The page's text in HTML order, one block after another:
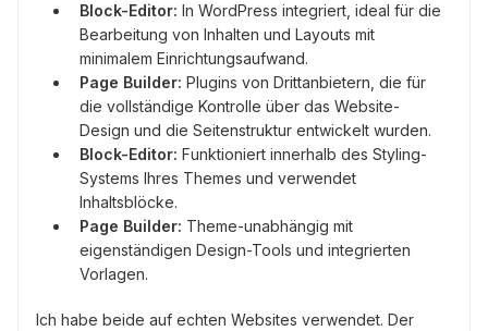
Block-Editor: In WordPress integriert, ideal für die
Bearbeitung von Inhalten und Layouts mit
minimalem Einrichtungsaufwand.
Page Builder: Plugins von Drittanbietern, die für
die vollständige Kontrolle über das Website-
Design und die Seitenstruktur entwickelt wurden.
Block-Editor: Funktioniert innerhalb des Styling-
Systems Ihres Themes und verwendet
Inhaltsblöcke.
Page Builder: Theme-unabhängig mit
eigenständigen Design-Tools und integrierten
Vorlagen.
Ich habe beide auf echten Websites verwendet. Der